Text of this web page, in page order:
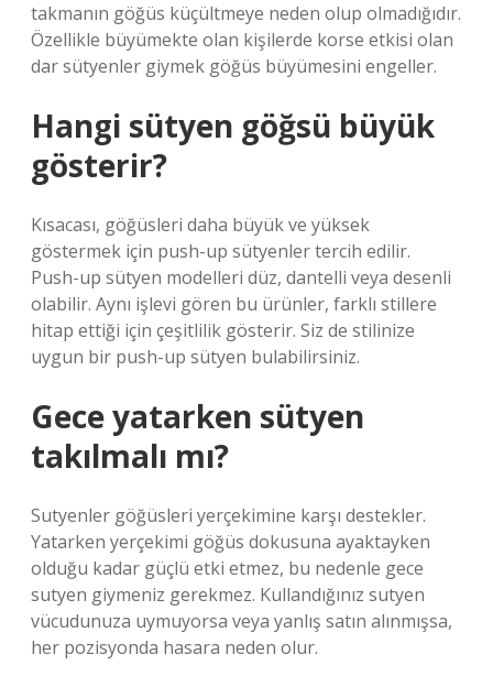
takmanın göğüs küçültmeye neden olup olmadığıdır.
Özellikle büyümekte olan kişilerde korse etkisi olan
dar sütyenler giymek göğüs büyümesini engeller.
Hangi sütyen göğsü büyük
gösterir?
Kısacası, göğüsleri daha büyük ve yüksek
göstermek için push-up sütyenler tercih edilir.
Push-up sütyen modelleri düz, dantelli veya desenli
olabilir. Aynı işlevi gören bu ürünler, farklı stillere
hitap ettiği için çeşitlilik gösterir. Siz de stilinize
uygun bir push-up sütyen bulabilirsiniz.
Gece yatarken sütyen
takılmalı mı?
Sutyenler göğüsleri yerçekimine karşı destekler.
Yatarken yerçekimi göğüs dokusuna ayaktayken
olduğu kadar güçlü etki etmez, bu nedenle gece
sutyen giymeniz gerekmez. Kullandığınız sutyen
vücudunuza uymuyorsa veya yanlış satın alınmışsa,
her pozisyonda hasara neden olur.